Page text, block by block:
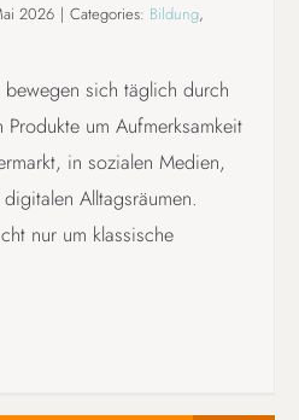
2026 | Categories: Bildung,
bewegen sich täglich durch
um Aufmerksamkeit
in sozialen Medien,
Alltagsräumen.
nur um klassische